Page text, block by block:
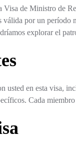
Visa de Ministro de
válida por un
explorar el
usted en esta visa,
Cada